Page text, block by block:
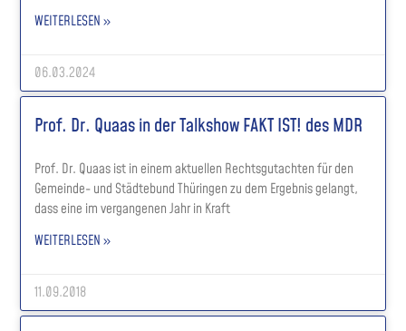
WEITERLESEN »
06.03.2024
Prof. Dr. Quaas in der Talkshow FAKT IST! des MDR
Prof. Dr. Quaas ist in einem aktuellen Rechtsgutachten für den
Gemeinde- und Städtebund Thüringen zu dem Ergebnis gelangt,
dass eine im vergangenen Jahr in Kraft
WEITERLESEN »
11.09.2018